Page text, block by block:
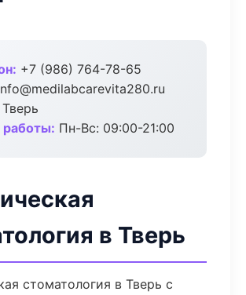
+7 (986) 764-78-65
Тверь
Пн-Вс: 09:00-21:00
в Тверь
стоматология в Тверь с